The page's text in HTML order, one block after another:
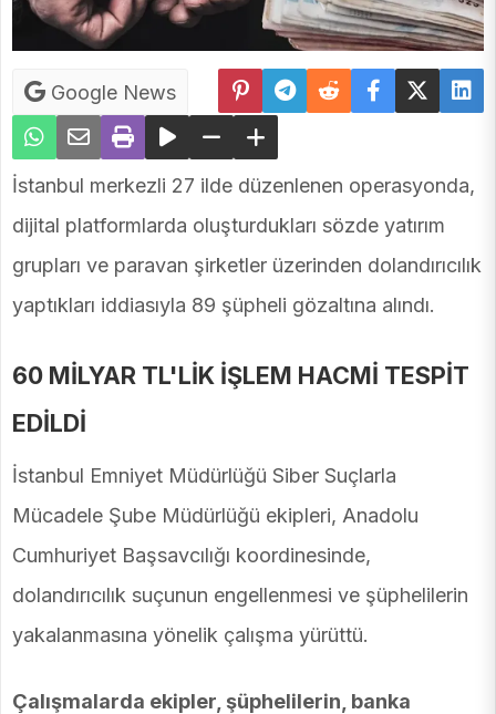
Google News
İstanbul merkezli 27 ilde düzenlenen operasyonda,
dijital platformlarda oluşturdukları sözde yatırım
grupları ve paravan şirketler üzerinden dolandırıcılık
yaptıkları iddiasıyla 89 şüpheli gözaltına alındı.
60 MİLYAR TL'LİK İŞLEM HACMİ TESPİT
EDİLDİ
İstanbul Emniyet Müdürlüğü Siber Suçlarla
Mücadele Şube Müdürlüğü ekipleri, Anadolu
Cumhuriyet Başsavcılığı koordinesinde,
dolandırıcılık suçunun engellenmesi ve şüphelilerin
yakalanmasına yönelik çalışma yürüttü.
Çalışmalarda ekipler, şüphelilerin, banka